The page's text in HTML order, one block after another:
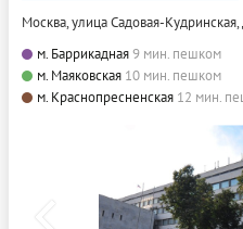
Москва, улица Садовая-Кудринская,
м. Баррикадная9 мин. пешком
м. Маяковская 10 мин. пешком
м. Краснопресненская 12 мин.